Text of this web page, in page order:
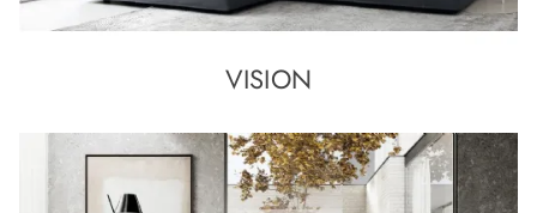
VISION